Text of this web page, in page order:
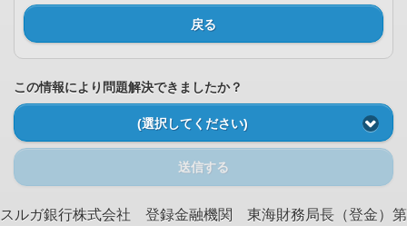
戻る
この情報により問題解決できましたか？
(選択してください)
送信する
スルガ銀行株式会社 登録金融機関 東海財務局長（登金）第